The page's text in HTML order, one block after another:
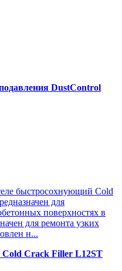
DustControl
быстросохнующий Cold
для
поверхностях в
для ремонта узких
н...
Crack Filler L12SТ